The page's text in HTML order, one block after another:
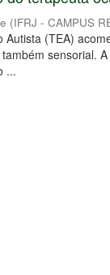
(IFRJ - CAMPUS
Autista (TEA)
sensorial.
...